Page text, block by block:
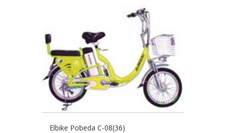
Elbike Pobeda C-08(36)